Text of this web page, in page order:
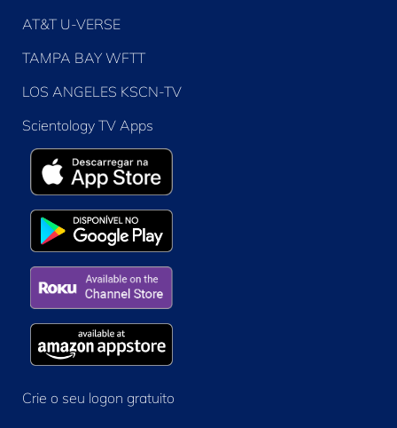
AT&T U-VERSE
TAMPA BAY WFTT
LOS ANGELES KSCN-TV
Scientology TV Apps
Crie o seu logon gratuito